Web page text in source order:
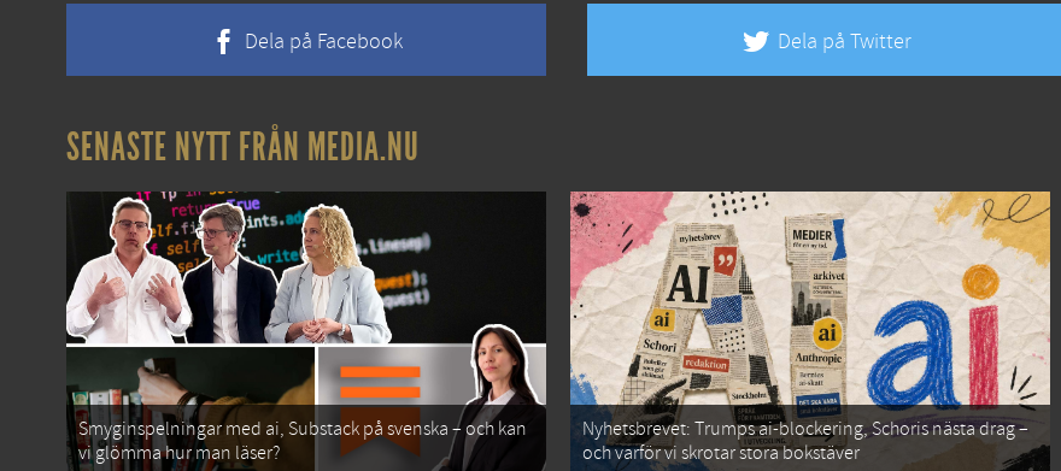
Dela på Facebook Dela på Twitter
SENASTE NYTT FRÅN MEDIA.NU
Smyginspelningar med ai, Substack på svenska – och kan
vi glömma hur man läser?
Nyhetsbrevet: Trumps ai-blockering, Schoris nästa drag –
och varför vi skrotar stora bokstäver